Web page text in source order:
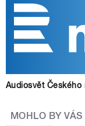
Audiosvět Českého
MOHLO BY